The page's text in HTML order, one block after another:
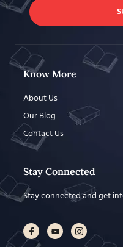
Know More
About Us
Our Blog
Contact Us
Stay Connected
Stay connected and get